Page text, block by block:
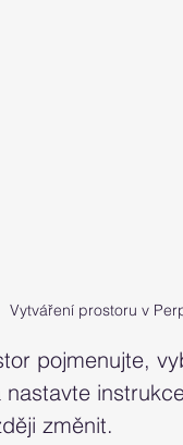
Vytváření prostoru v
pojmenujte,
změnit.